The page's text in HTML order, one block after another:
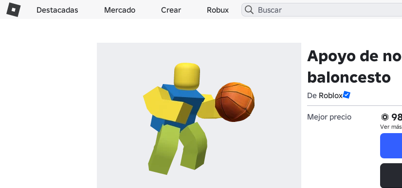
Destacadas Mercado Crear Robux
Apoyo de
baloncesto
De Roblox
Mejor precio
Ver más